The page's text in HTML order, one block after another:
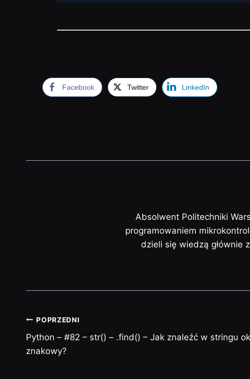
Facebook Twitter LinkedIn
Absolwent Politechniki
programowaniem
dzieli się wiedzą głównie
POPRZEDNI
Python – #82 – str() – .find() – Jak znaleźć w stringu
znakowy?